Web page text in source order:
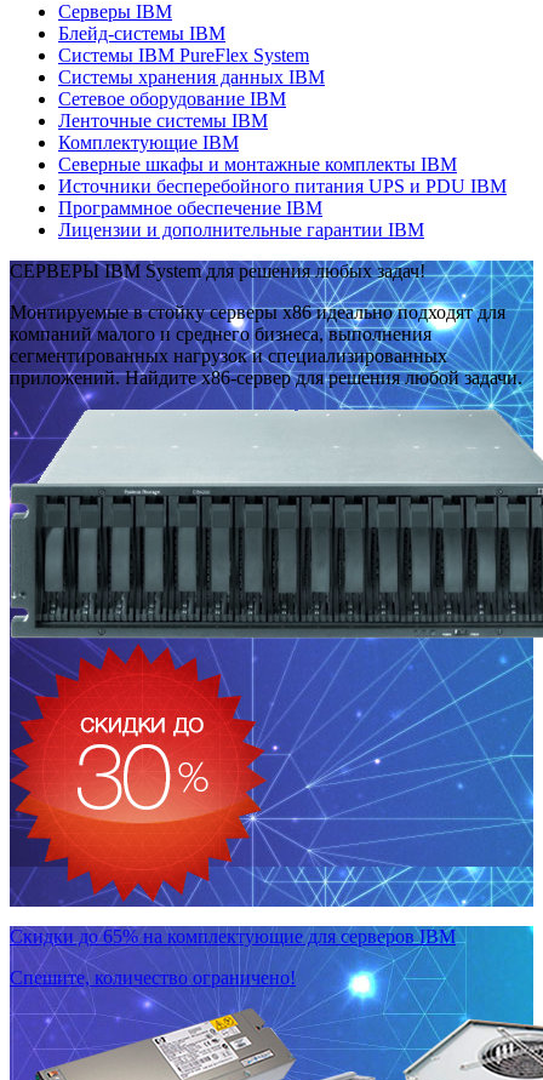
Серверы IBM
Блейд-системы IBM
Системы IBM PureFlex System
Системы хранения данных IBM
Сетевое оборудование IBM
Ленточные системы IBM
Комплектующие IBM
Северные шкафы и монтажные комплекты IBM
Источники бесперебойного питания UPS и PDU IBM
Программное обеспечение IBM
Лицензии и дополнительные гарантии IBM
СЕРВЕРЫ IBM System для решения любых задач!
Монтируемые в стойку серверы x86 идеально подходят для
компаний малого и среднего бизнеса, выполнения
сегментированных нагрузок и специализированных
приложений. Найдите x86-сервер для решения любой задачи.
Скидки до 65% на комплектующие для серверов IBM
Спешите, количество ограничено!